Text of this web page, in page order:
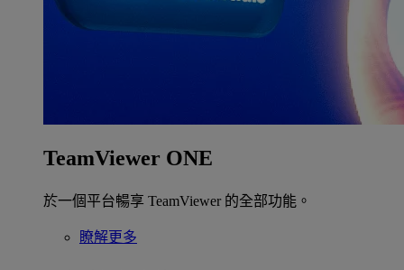
TeamViewer ONE
於一個平台暢享 TeamViewer 的全部功能。
瞭解更多